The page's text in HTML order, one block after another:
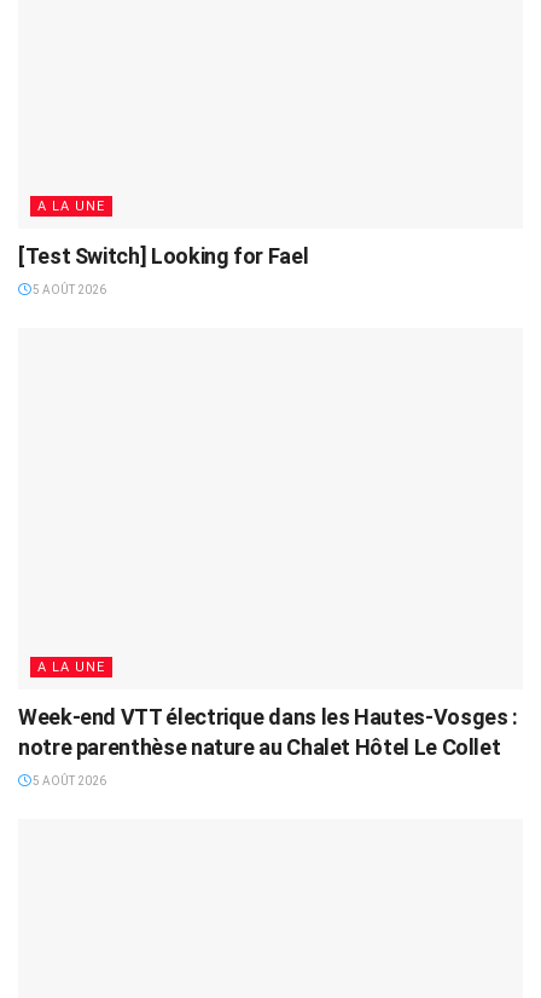
A LA UNE
[Test Switch] Looking for Fael
5 AOÛT 2026
A LA UNE
Week-end VTT électrique dans les Hautes-Vosges :
notre parenthèse nature au Chalet Hôtel Le Collet
5 AOÛT 2026